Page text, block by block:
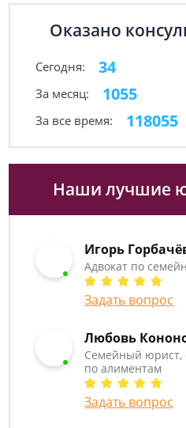
Оказано
Сегодня: 34
За месяц: 1055
За все время: 118055
Наши лучшие
Игорь
Адвокат по
Задать вопрос
Любовь
Семейный юрист,
по алиментам
Задать вопрос